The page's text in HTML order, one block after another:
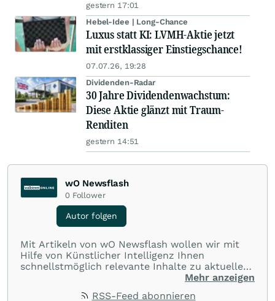
gestern 17:01
Hebel-Idee | Long-Chance
Luxus statt KI: LVMH-Aktie jetzt
mit erstklassiger Einstiegschance!
07.07.26, 19:28
Dividenden-Radar
30 Jahre Dividendenwachstum:
Diese Aktie glänzt mit Traum-
Renditen
gestern 14:51
wO Newsflash
0 Follower
Autor folgen
Mit Artikeln von wO Newsflash wollen wir mit
Hilfe von Künstlicher Intelligenz Ihnen
schnellstmöglich relevante Inhalte zu aktuellen
Ereignissen rund um Börse, Finanzmärkte aus
Mehr anzeigen
RSS-Feed abonnieren